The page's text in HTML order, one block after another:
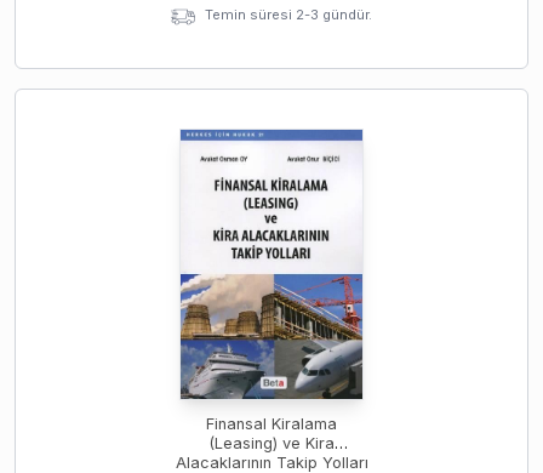
Temin süresi 2-3 gündür.
Finansal Kiralama
(Leasing) ve Kira
Alacaklarının Takip Yolları